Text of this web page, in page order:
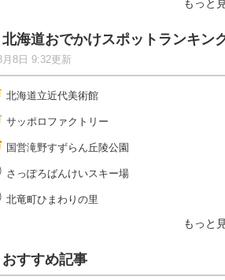
もっと
北海道おでかけスポットランキン
月8日 9:32更新
北海道立近代美術館
サッポロファクトリー
国営滝野すずらん丘陵公園
さっぽろばんけいスキー場
北竜町ひまわりの里
もっと
おすすめ記事